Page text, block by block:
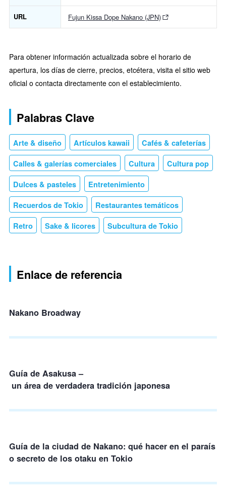
URL Fujun Kissa Dope Nakano (JPN)
Para obtener información actualizada sobre el horario de
apertura, los días de cierre, precios, etcétera, visita el sitio web
oficial o contacta directamente con el establecimiento.
Palabras Clave
Arte & diseño Artículos kawaii Cafés & cafeterías
Calles & galerías comerciales Cultura Cultura pop
Dulces & pasteles Entretenimiento
Recuerdos de Tokio Restaurantes temáticos
Retro Sake & licores Subcultura de Tokio
Enlace de referencia
Nakano Broadway
Guía de Asakusa –
un área de verdadera tradición japonesa
Guía de la ciudad de Nakano: qué hacer en el paraís
o secreto de los otaku en Tokio